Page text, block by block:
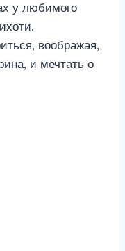
у любимого
воображая,
и мечтать о